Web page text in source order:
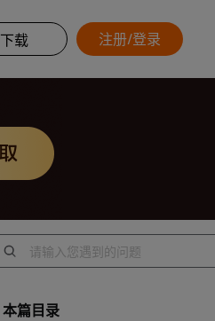
下载 注册/登录
本篇目录